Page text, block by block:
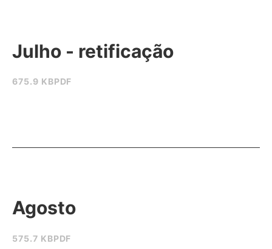
675.9 KBPDF
Julho - retificação
575.7 KBPDF
Agosto